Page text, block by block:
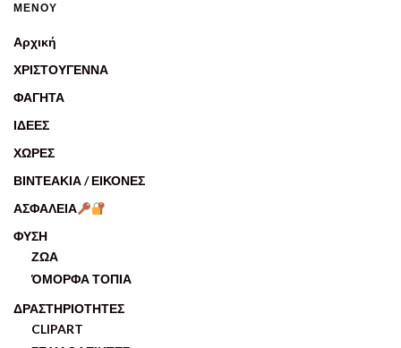
ΜΕΝΟΥ
Αρχική
ΧΡΙΣΤΟΥΓΕΝΝΑ
ΦΑΓΗΤΑ
ΙΔΕΕΣ
ΧΩΡΕΣ
ΒΙΝΤΕΑΚΙΑ / ΕΙΚΟΝΕΣ
ΑΣΦΑΛΕΙΑ
ΦΥΣΗ
ΖΩΑ
ΌΜΟΡΦΑ ΤΟΠΙΑ
ΔΡΑΣΤΗΡΙΟΤΗΤΕΣ
CLIPART